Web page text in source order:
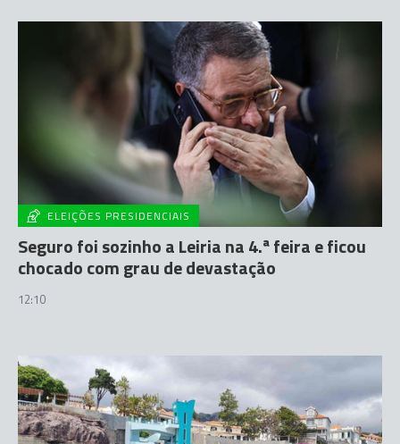
ELEIÇÕES PRESIDENCIAIS
Seguro foi sozinho a Leiria na 4.ª feira e ficou
chocado com grau de devastação
12:10